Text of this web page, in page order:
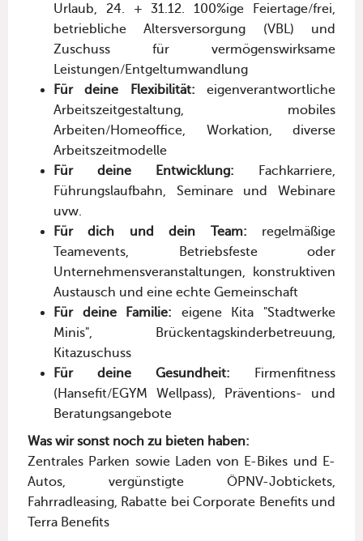
Urlaub, 24. + 31.12. 100%ige Feiertage/frei,
betriebliche Altersversorgung (VBL) und
Zuschuss für vermögenswirksame
Leistungen/Entgeltumwandlung
Für deine Flexibilität: eigenverantwortliche
Arbeitszeitgestaltung, mobiles
Arbeiten/Homeoffice, Workation, diverse
Arbeitszeitmodelle
Für deine Entwicklung: Fachkarriere,
Führungslaufbahn, Seminare und Webinare
uvw.
Für dich und dein Team: regelmäßige
Teamevents, Betriebsfeste oder
Unternehmensveranstaltungen, konstruktiven
Austausch und eine echte Gemeinschaft
Für deine Familie: eigene Kita "Stadtwerke
Minis", Brückentagskinderbetreuung,
Kitazuschuss
Für deine Gesundheit: Firmenfitness
(Hansefit/EGYM Wellpass), Präventions- und
Beratungsangebote
Was wir sonst noch zu bieten haben:
Zentrales Parken sowie Laden von E-Bikes und E-
Autos, vergünstigte ÖPNV-Jobtickets,
Fahrradleasing, Rabatte bei Corporate Benefits und
Terra Benefits